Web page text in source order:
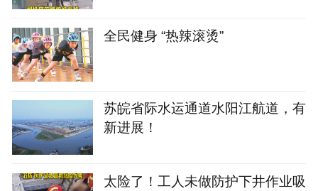
全民健身 “热辣滚烫”
苏皖省际水运通道水阳江航道，有
新进展！
太险了！工人未做防护下井作业吸